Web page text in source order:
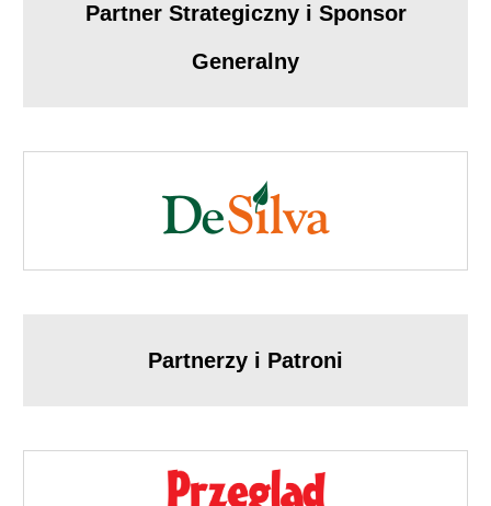
Partner Strategiczny i Sponsor
Generalny
Partnerzy i Patroni